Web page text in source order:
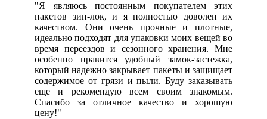
"Я являюсь постоянным покупателем этих
пакетов зип-лок, и я полностью доволен их
качеством. Они очень прочные и плотные,
идеально подходят для упаковки моих вещей во
время переездов и сезонного хранения. Мне
особенно нравится удобный замок-застежка,
который надежно закрывает пакеты и защищает
содержимое от грязи и пыли. Буду заказывать
еще и рекомендую всем своим знакомым.
Спасибо за отличное качество и хорошую
цену!"